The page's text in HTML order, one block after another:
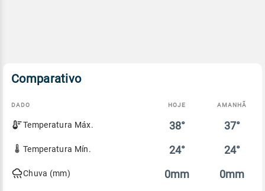
Comparativo
Comparativo
entre
previsão
hoje
DADO HOJE AMANHÃ
Temperatura Máx. 38° 37°
Temperatura Mín. 24° 24°
Chuva (mm) 0mm 0mm